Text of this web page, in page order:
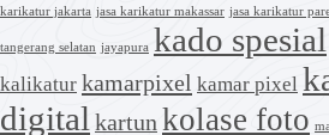
karikatur jakarta jasa karikatur makassar jasa karikatur
tangerang selatan jayapura kado spesial
kalikatur kamarpixel kamar pixel
digital kartun kolase foto